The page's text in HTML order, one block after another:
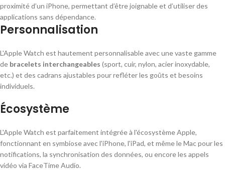
proximité d’un iPhone, permettant d’être joignable et d’utiliser des
applications sans dépendance.
Personnalisation
L'Apple Watch est hautement personnalisable avec une vaste gamme
de bracelets interchangeables (sport, cuir, nylon, acier inoxydable,
etc.) et des cadrans ajustables pour refléter les goûts et besoins
individuels.
Écosystème
L'Apple Watch est parfaitement intégrée à l'écosystème Apple,
fonctionnant en symbiose avec l'iPhone, l'iPad, et même le Mac pour les
notifications, la synchronisation des données, ou encore les appels
vidéo via FaceTime Audio.